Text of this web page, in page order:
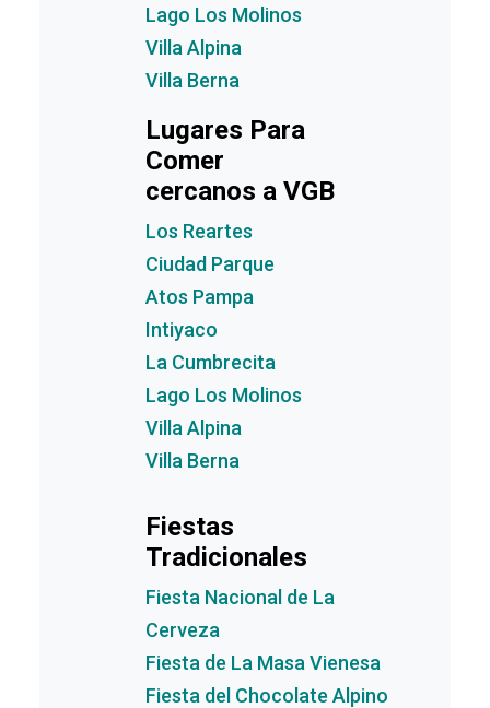
Lago Los Molinos
Villa Alpina
Villa Berna
Lugares Para
Comer
cercanos a VGB
Los Reartes
Ciudad Parque
Atos Pampa
Intiyaco
La Cumbrecita
Lago Los Molinos
Villa Alpina
Villa Berna
Fiestas
Tradicionales
Fiesta Nacional de La
Cerveza
Fiesta de La Masa Vienesa
Fiesta del Chocolate Alpino